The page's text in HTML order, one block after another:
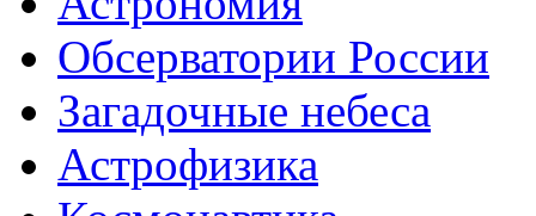
Обсерватории России
Загадочные небеса
Астрофизика